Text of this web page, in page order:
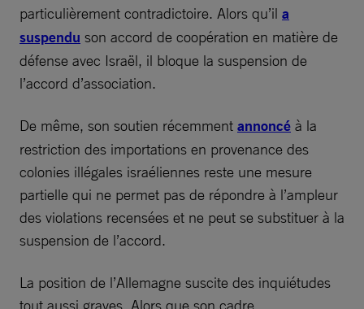
particulièrement contradictoire. Alors qu’il a
suspendu son accord de coopération en matière de
défense avec Israël, il bloque la suspension de
l’accord d’association.
De même, son soutien récemment annoncé à la
restriction des importations en provenance des
colonies illégales israéliennes reste une mesure
partielle qui ne permet pas de répondre à l’ampleur
des violations recensées et ne peut se substituer à la
suspension de l’accord.
La position de l’Allemagne suscite des inquiétudes
tout aussi graves. Alors que son cadre